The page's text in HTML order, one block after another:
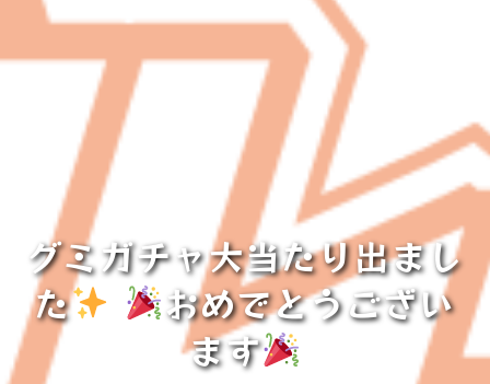
グミガチャ大当たり出まし
た
おめでとうござい
ます